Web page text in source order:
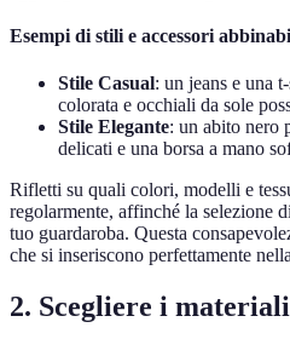
Esempi di stili e accessori
Stile Casual: un jeans e una
colorata e occhiali da sole
Stile Elegante: un abito nero
delicati e una borsa a mano
Rifletti su quali colori, modelli e
regolarmente, affinché la selezione
tuo guardaroba. Questa
che si inseriscono perfettamente
2. Scegliere i